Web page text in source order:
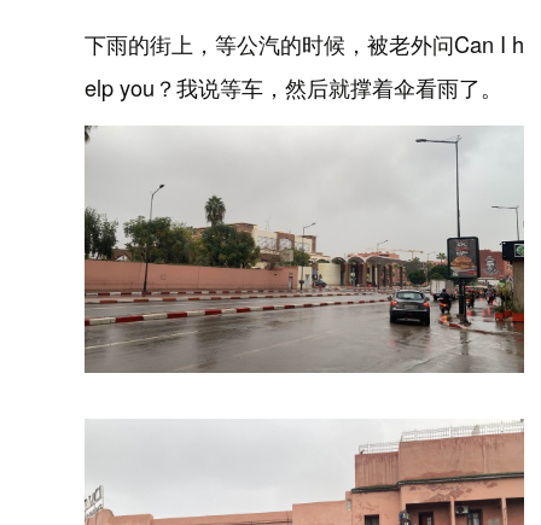
下雨的街上，等公汽的时候，被老外问Can I h
elp you？我说等车，然后就撑着伞看雨了。